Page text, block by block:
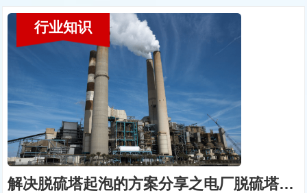
行业知识
解决脱硫塔起泡的方案分享之电厂脱硫塔用消泡剂系列